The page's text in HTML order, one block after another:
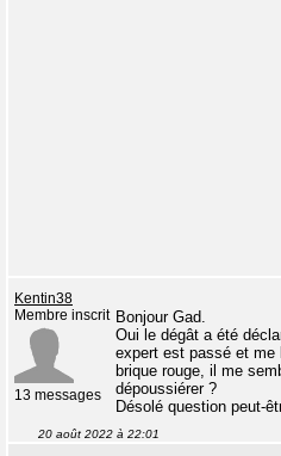
Kentin38
Membre inscrit
13 messages
Bonjour Gad.
Oui le dégât a été
expert est passé et me
brique rouge, il me
dépoussiérer ?
Désolé question peut-
20 août 2022 à 22:01